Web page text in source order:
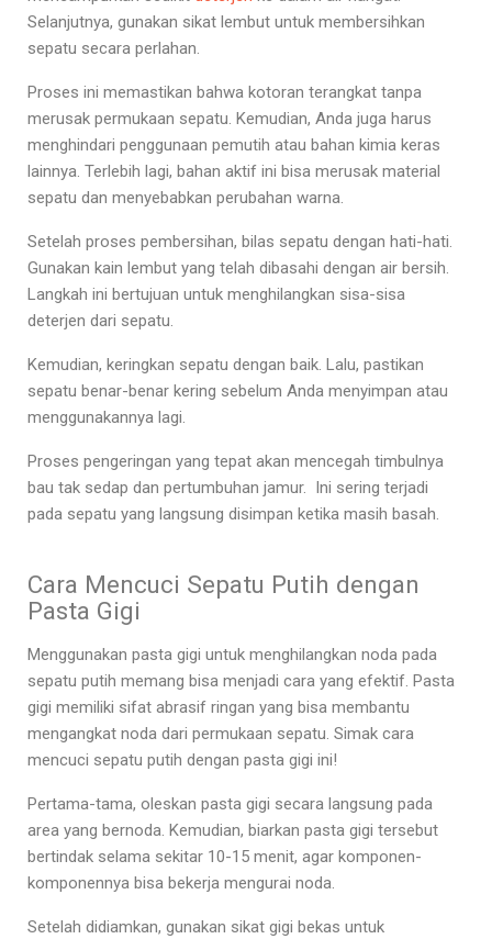
Selanjutnya, gunakan sikat lembut untuk membersihkan
sepatu secara perlahan.
Proses ini memastikan bahwa kotoran terangkat tanpa
merusak permukaan sepatu. Kemudian, Anda juga harus
menghindari penggunaan pemutih atau bahan kimia keras
lainnya. Terlebih lagi, bahan aktif ini bisa merusak material
sepatu dan menyebabkan perubahan warna.
Setelah proses pembersihan, bilas sepatu dengan hati-hati.
Gunakan kain lembut yang telah dibasahi dengan air bersih.
Langkah ini bertujuan untuk menghilangkan sisa-sisa
deterjen dari sepatu.
Kemudian, keringkan sepatu dengan baik. Lalu, pastikan
sepatu benar-benar kering sebelum Anda menyimpan atau
menggunakannya lagi.
Proses pengeringan yang tepat akan mencegah timbulnya
bau tak sedap dan pertumbuhan jamur. Ini sering terjadi
pada sepatu yang langsung disimpan ketika masih basah.
Cara Mencuci Sepatu Putih dengan
Pasta Gigi
Menggunakan pasta gigi untuk menghilangkan noda pada
sepatu putih memang bisa menjadi cara yang efektif. Pasta
gigi memiliki sifat abrasif ringan yang bisa membantu
mengangkat noda dari permukaan sepatu. Simak cara
mencuci sepatu putih dengan pasta gigi ini!
Pertama-tama, oleskan pasta gigi secara langsung pada
area yang bernoda. Kemudian, biarkan pasta gigi tersebut
bertindak selama sekitar 10-15 menit, agar komponen-
komponennya bisa bekerja mengurai noda.
Setelah didiamkan, gunakan sikat gigi bekas untuk